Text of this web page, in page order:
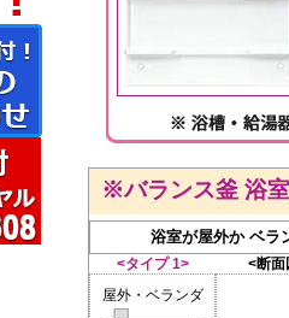
※バランス釜 浴
浴室が屋外か ベラ
<タイプ 1> <断面
屋外・ベランダ